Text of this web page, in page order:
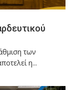
των
η...